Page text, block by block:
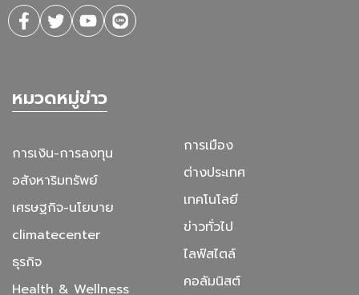
หมวดหมู่ข่าว
การเงิน-การลงทุน
อสังหาริมทรัพย์
เศรษฐกิจ-นโยบาย
climatecenter
ธุรกิจ
Health & Wellness
การเมือง
ต่างประเทศ
เทคโนโลยี
ข่าวทั่วไป
ไลฟ์สไตล์
คอลัมนิสต์